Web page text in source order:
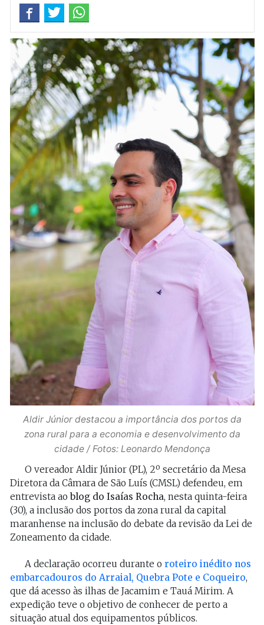
Aldir Júnior destacou a importância dos portos da
zona rural para a economia e desenvolvimento da
cidade / Fotos: Leonardo Mendonça
O vereador Aldir Júnior (PL), 2º secretário da Mesa
Diretora da Câmara de São Luís (CMSL) defendeu, em
entrevista ao blog do Isaías Rocha, nesta quinta-feira
(30), a inclusão dos portos da zona rural da capital
maranhense na inclusão do debate da revisão da Lei de
Zoneamento da cidade.
A declaração ocorreu durante o roteiro inédito nos
embarcadouros do Arraial, Quebra Pote e Coqueiro,
que dá acesso às ilhas de Jacamim e Tauá Mirim. A
expedição teve o objetivo de conhecer de perto a
situação atual dos equipamentos públicos.